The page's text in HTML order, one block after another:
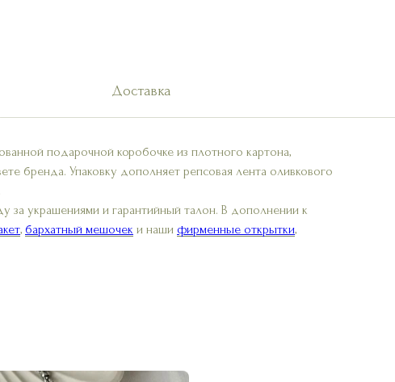
Доставка
подарочной коробочке из плотного картона,
бренда. Упаковку дополняет репсовая лента оливкового
за украшениями и гарантийный талон. В дополнении к
, бархатный мешочек и наши фирменные открытки,